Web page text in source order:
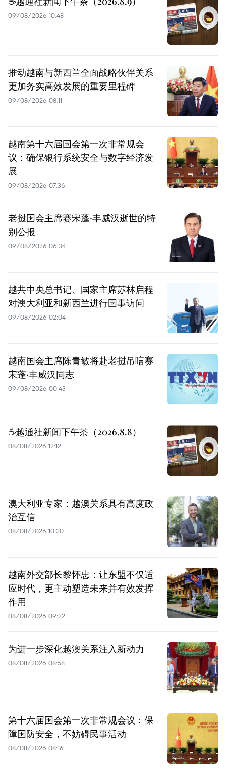
09/08/2026 10:48
推动越南与新西兰全面战略伙伴关系
更加务实高效发展的重要里程碑
09/08/2026 08:11
越南第十六届国会第一次非常规会
议：确保银行系统安全与数字经济发
展
09/08/2026 07:36
老挝国会主席赛宋蓬·丰威汉逝世的特
别公报
09/08/2026 06:34
越共中央总书记、国家主席苏林启程
对澳大利亚和新西兰进行国事访问
09/08/2026 02:04
越南国会主席陈青敏将赴老挝吊唁赛
宋蓬·丰威汉同志
09/08/2026 00:43
☕️越通社新闻下午茶（2026.8.8）
08/08/2026 12:12
澳大利亚专家：越澳关系具有高度政
治互信
08/08/2026 10:20
越南外交部长黎怀忠：让东盟不仅适
应时代，更主动塑造未来并有效发挥
作用
08/08/2026 09:22
为进一步深化越澳关系注入新动力
08/08/2026 08:58
第十六届国会第一次非常规会议：保
障国防安全，不妨碍民事活动
08/08/2026 08:16